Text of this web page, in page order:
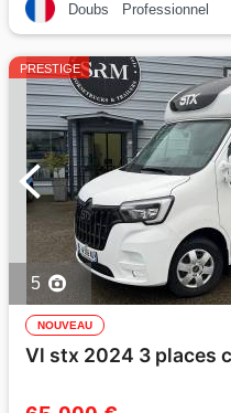
Doubs Professionnel
PRESTIGE
5
NOUVEAU
Vl stx 2024 3 places